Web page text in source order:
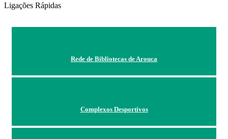
Ligações Rápidas
Rede de Bibliotecas de Arouca
Complexos Desportivos